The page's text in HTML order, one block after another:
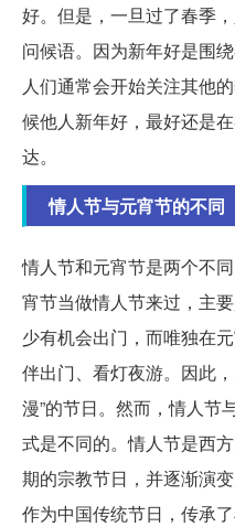
好。但是，一旦过了春季
问候语。因为新年好是围
人们通常会开始关注其他
候他人新年好，最好还是
达。
情人节与元宵节的不同
情人节和元宵节是两个不
宵节当做情人节来过，主
少有机会出门，而唯独在
伴出门、看灯夜游。因此
漫”的节日。然而，情人节
式是不同的。情人节是西
期的宗教节日，并逐渐演
作为中国传统节日，传承